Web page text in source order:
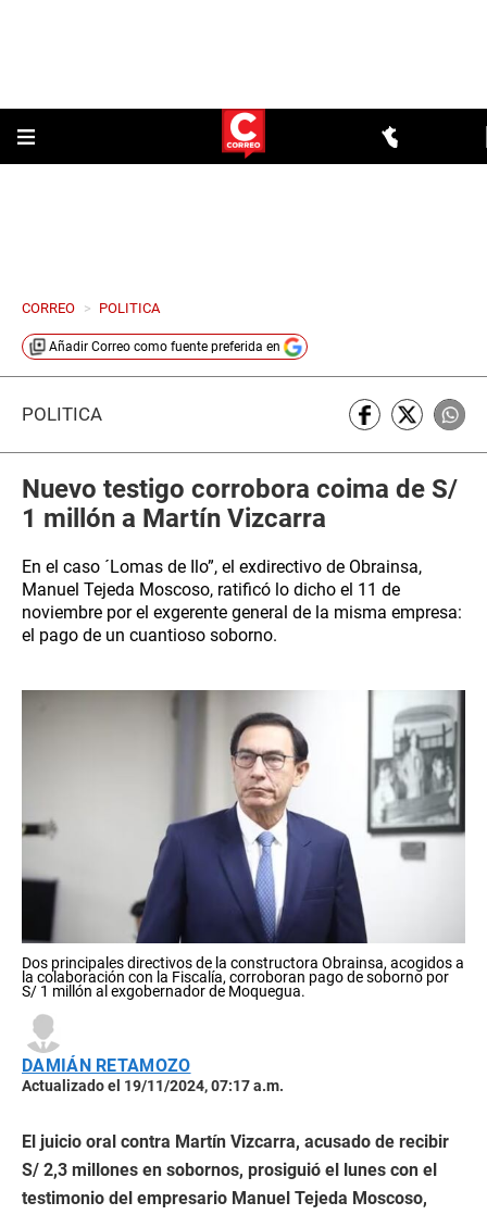
CORREO > POLITICA
Añadir Correo como fuente preferida en
POLÍTICA
Nuevo testigo corrobora coima de S/
1 millón a Martín Vizcarra
En el caso ´Lomas de Ilo”, el exdirectivo de Obrainsa,
Manuel Tejeda Moscoso, ratificó lo dicho el 11 de
noviembre por el exgerente general de la misma empresa:
el pago de un cuantioso soborno.
Dos principales directivos de la constructora Obrainsa, acogidos a
la colaboración con la Fiscalía, corroboran pago de soborno por
S/ 1 millón al exgobernador de Moquegua.
DAMIÁN RETAMOZO
Actualizado el 19/11/2024, 07:17 a.m.
El juicio oral contra Martín Vizcarra, acusado de recibir
S/ 2,3 millones en sobornos, prosiguió el lunes con el
testimonio del empresario Manuel Tejeda Moscoso,